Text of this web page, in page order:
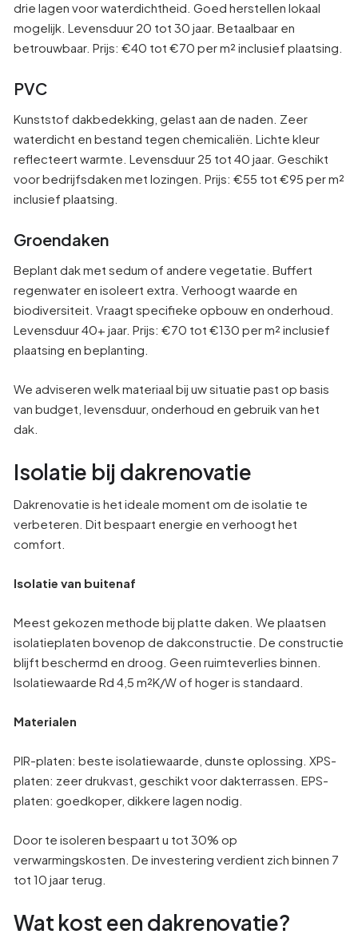
drie lagen voor waterdichtheid. Goed herstellen lokaal
mogelijk. Levensduur 20 tot 30 jaar. Betaalbaar en
betrouwbaar. Prijs: €40 tot €70 per m² inclusief plaatsing.
PVC
Kunststof dakbedekking, gelast aan de naden. Zeer
waterdicht en bestand tegen chemicaliën. Lichte kleur
reflecteert warmte. Levensduur 25 tot 40 jaar. Geschikt
voor bedrijfsdaken met lozingen. Prijs: €55 tot €95 per m²
inclusief plaatsing.
Groendaken
Beplant dak met sedum of andere vegetatie. Buffert
regenwater en isoleert extra. Verhoogt waarde en
biodiversiteit. Vraagt specifieke opbouw en onderhoud.
Levensduur 40+ jaar. Prijs: €70 tot €130 per m² inclusief
plaatsing en beplanting.
We adviseren welk materiaal bij uw situatie past op basis
van budget, levensduur, onderhoud en gebruik van het
dak.
Isolatie bij dakrenovatie
Dakrenovatie is het ideale moment om de isolatie te
verbeteren. Dit bespaart energie en verhoogt het
comfort.
Isolatie van buitenaf
Meest gekozen methode bij platte daken. We plaatsen
isolatieplaten bovenop de dakconstructie. De constructie
blijft beschermd en droog. Geen ruimteverlies binnen.
Isolatiewaarde Rd 4,5 m²K/W of hoger is standaard.
Materialen
PIR-platen: beste isolatiewaarde, dunste oplossing. XPS-
platen: zeer drukvast, geschikt voor dakterrassen. EPS-
platen: goedkoper, dikkere lagen nodig.
Door te isoleren bespaart u tot 30% op
verwarmingskosten. De investering verdient zich binnen 7
tot 10 jaar terug.
Wat kost een dakrenovatie?